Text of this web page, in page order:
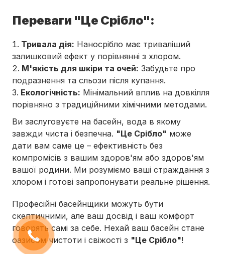
Переваги "Це Срібло":
Тривала дія: Наносрібло має триваліший
залишковий ефект у порівнянні з хлором.
М'якість для шкіри та очей: Забудьте про
подразнення та сльози після купання.
Екологічність: Мінімальний вплив на довкілля
порівняно з традиційними хімічними методами.
Ви заслуговуєте на басейн, вода в якому
завжди чиста і безпечна. "Це Срібло" може
дати вам саме це – ефективність без
компромісів з вашим здоров'ям або здоров'ям
вашої родини. Ми розуміємо ваші страждання з
хлором і готові запропонувати реальне рішення.
Професійні басейнщики можуть бути
скептичними, але ваш досвід і ваш комфорт
говорять самі за себе. Нехай ваш басейн стане
оазисом чистоти і свіжості з "Це Срібло"!